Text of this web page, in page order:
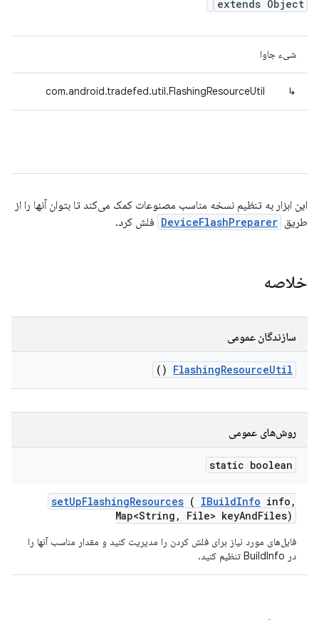
extends Object
شیء جاوا
↳
com.android.tradefed.util.FlashingResourceUtil
این ابزار به تنظیم نسخه مناسب مصنوعات کمک می‌کند تا بتوان آنها را از
طریق DeviceFlashPreparer فلش کرد.
خلاصه
سازندگان عمومی
FlashingResourceUtil
()
روش‌های عمومی
static boolean
setUpFlashingResources ( IBuildInfo info ,
Map<String , File> keyAndFiles)
فایل‌های مورد نیاز برای فلش کردن را مدیریت کنید و مقدار مناسب آنها را
در BuildInfo تنظیم کنید.